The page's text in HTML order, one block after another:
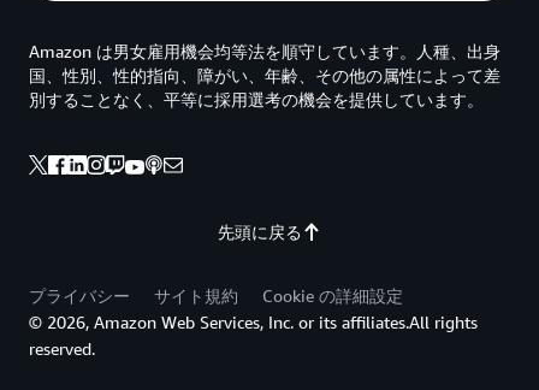
先頭に戻る
Amazon は男女雇用機会均等法を順守しています。人種、出身
国、性別、性的指向、障がい、年齢、その他の属性によって差
別することなく、平等に採用選考の機会を提供しています。
プライバシー サイト規約
Cookie の詳細設定
© 2026, Amazon Web Services, Inc. or its affiliates.All rights
reserved.